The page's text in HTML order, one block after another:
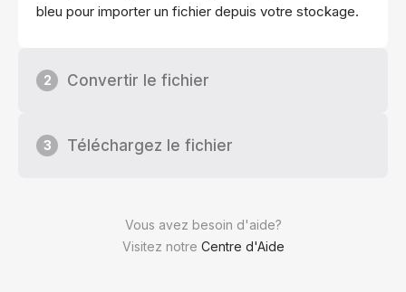
Vous avez besoin d'aide?
Visitez notre Centre d'Aide
bleu pour importer un fichier depuis votre stockage.
2 Convertir le fichier
3 Téléchargez le fichier